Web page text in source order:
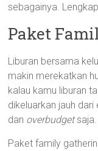
sebagainya.
Paket
Liburan bersama
makin merekatkan
kalau kamu liburan
dikeluarkan jauh
dan overbudgetsaja.
Paket family